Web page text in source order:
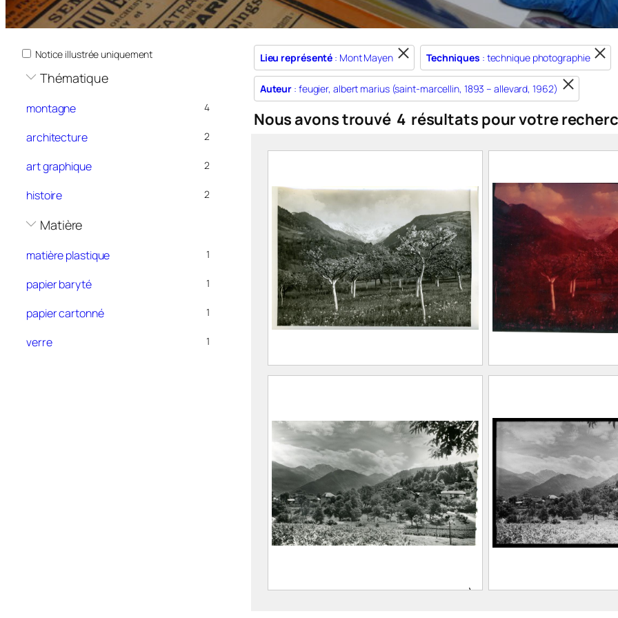
Notice illustrée uniquement
Thématique
montagne 4
architecture 2
art graphique 2
histoire 2
Matière
matière plastique 1
papier baryté 1
papier cartonné 1
verre 1
Lieu représenté : Mont Mayen Techniques : technique photographie
Auteur : feugier, albert marius (saint-marcellin, 1893 – allevard, 1962)
Nous avons trouvé 4 résultats pour votre
Arbres en fleurs. Au fond le
Marcellin, 1893 – Allevard,
1962)
CE2020.1.143
Arbres en fleurs.
FEUGIER,
(Saint-
Allevard,
Eastman
Dit Kodak
CE2020.1.144
La Hameau de Montouvrard. À
Le Hameau de